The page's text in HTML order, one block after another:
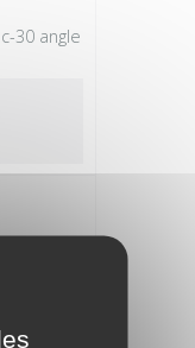
30 angle